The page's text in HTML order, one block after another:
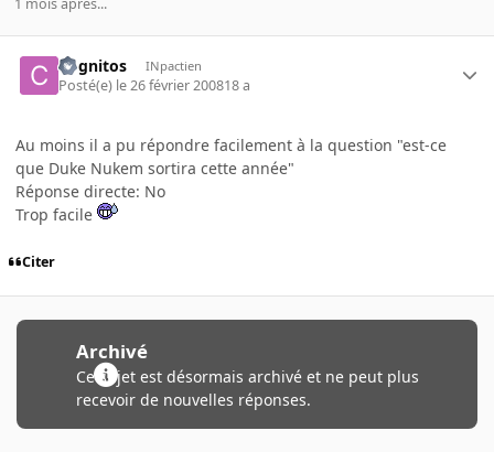
Cognitos INpactien
Posté(e) le 26 février 200818 a
Au moins il a pu répondre facilement à la question "est-ce
que Duke Nukem sortira cette année"
Réponse directe: No
Trop facile
Citer
Archivé
Ce sujet est désormais archivé et ne peut plus
recevoir de nouvelles réponses.